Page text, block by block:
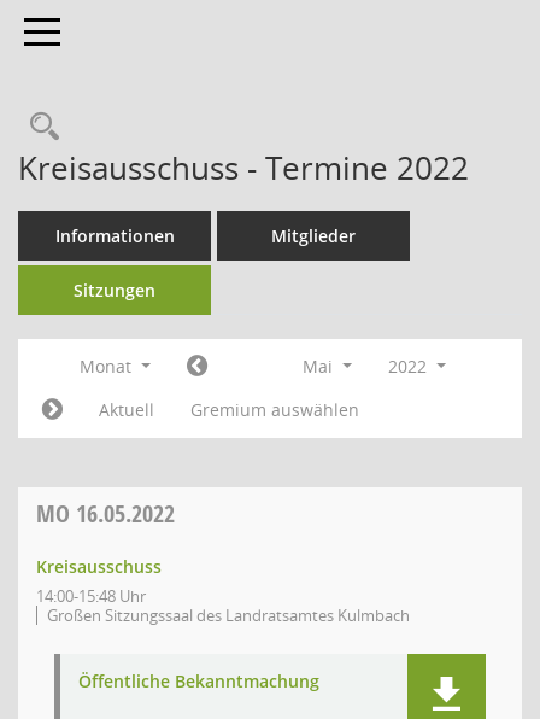
Toggle navigation
Kreisausschuss - Termine 2022
Informationen Mitglieder
Sitzungen
Monat Mai
2022
Aktuell
Gremium auswählen
MO 16.05.2022
Kreisausschuss
14:00-15:48 Uhr
Großen Sitzungssaal des Landratsamtes Kulmbach
Öffentliche Bekanntmachung